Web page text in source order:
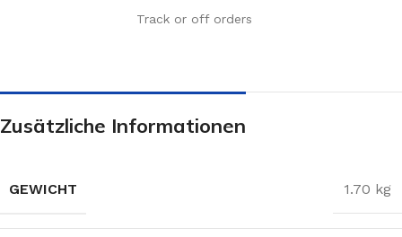
Track or off orders
Zusätzliche Informationen
GEWICHT 1.70 kg